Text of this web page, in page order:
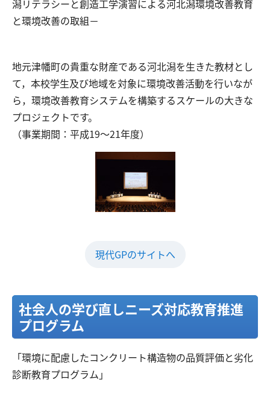
潟リテラシーと創造工学演習による河北潟環境改善教育
と環境改善の取組－
​地元津幡町の貴重な財産である河北潟を生きた教材とし
て，本校学生及び地域を対象に環境改善活動を行いなが
ら，環境改善教育システムを構築するスケールの大きな
プロジェクトです。
（事業期間：平成19～21年度）
現代GPのサイトへ
​社会人の学び直しニーズ対応教育推進
プログラム
「環境に配慮したコンクリート構造物の品質評価と劣化
診断教育プログラム」